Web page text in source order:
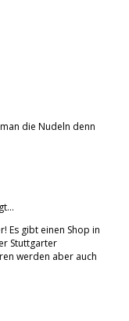
die Nudeln denn
Es gibt einen Shop in
Stuttgarter
werden aber auch